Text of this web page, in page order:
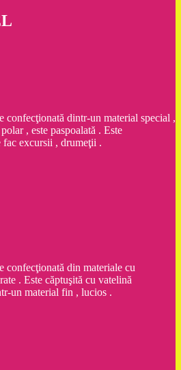
confecţionată dintr-un material special ,
, este paspoalată . Este
fac excursii , drumeţii .
confecţionată din materiale cu
. Este căptuşită cu vatelină
un material fin , lucios .